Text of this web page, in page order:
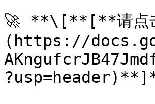
🚀 **\[**[**请点
(https://